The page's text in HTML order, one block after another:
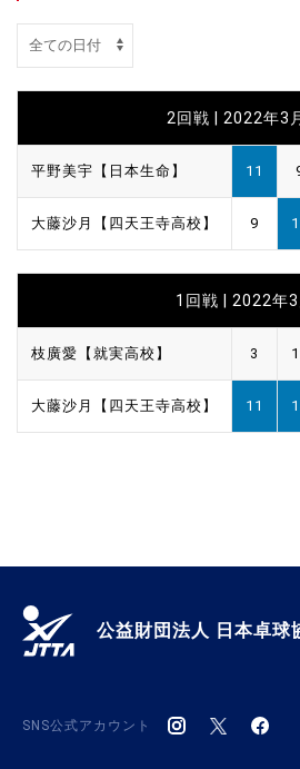
2回戦 | 2022年3
平野美宇【日本生命】 11
大藤沙月【四天王寺高校】 9
1回戦 | 2022年
枝廣愛【就実高校】 3
大藤沙月【四天王寺高校】 11
公益財団法人 日本卓球
SNS公式アカウント